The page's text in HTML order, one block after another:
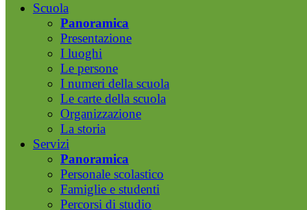
Scuola
Panoramica
Presentazione
I luoghi
Le persone
I numeri della scuola
Le carte della scuola
Organizzazione
La storia
Servizi
Panoramica
Personale scolastico
Famiglie e studenti
Percorsi di studio